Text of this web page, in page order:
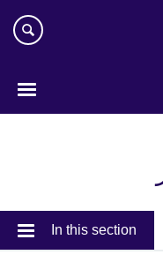
In this section